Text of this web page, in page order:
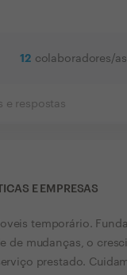
12 colaboradores/as
e respostas
E EMPRESAS
temporário.
de mudanças, o
prestado.